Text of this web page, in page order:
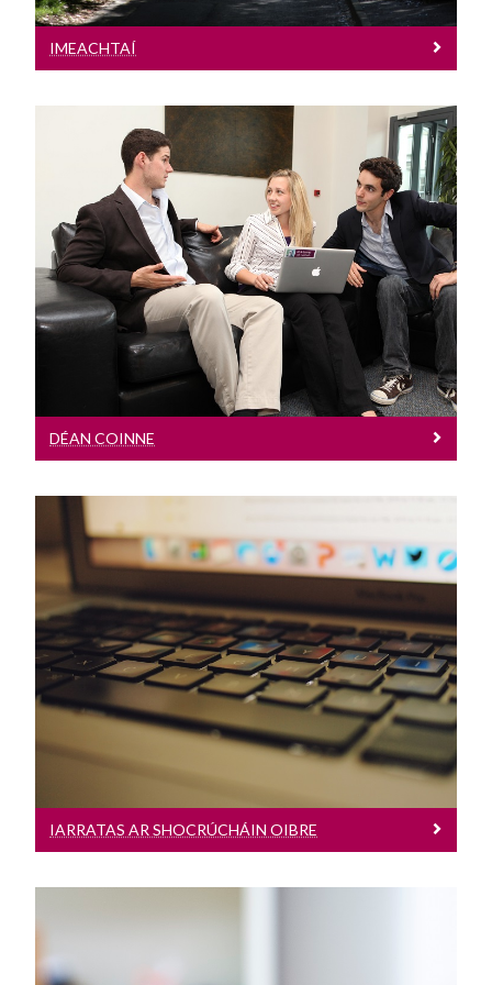
Roghnaigh Iarchéim
Fáilte chuig an Oifig Párolla & Costas
IMEACHTAÍ
Déan Coinne
Seol ceist chugainn
DÉAN COINNE
Iarratas Ar Shocrúcháin Oibre
Teoranta do mhic léinn ar chláir le
socrúchán foirmiúil
IARRATAS AR SHOCRÚCHÁIN OIBRE